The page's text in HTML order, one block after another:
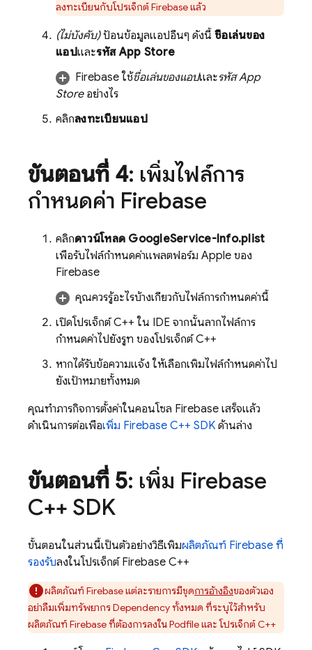
ลงทะเบียนกับโปรเจ็กต์ Firebase แล้ว
(ไม่บังคับ)ป้อนข้อมูลแอปอื่นๆ ดังนี้ ชื่อเล่นของ
แอปและรหัส App Store
Firebase ใช้ชื่อเล่นของแอปและรหัส App
Storeอย่างไร
คลิกลงทะเบียนแอป
ขั้นตอนที่ 4: เพิ่มไฟล์การ
กำหนดค่า Firebase
คลิกดาวน์โหลด GoogleService-Info.plist
เพื่อรับไฟล์กำหนดค่าแพลตฟอร์ม Apple ของ
Firebase
คุณควรรู้อะไรบ้างเกี่ยวกับไฟล์การกำหนดค่านี้
เปิดโปรเจ็กต์ C++ ใน IDE จากนั้นลากไฟล์การ
กำหนดค่าไปยังรูท ของโปรเจ็กต์ C++
หากได้รับข้อความแจ้ง ให้เลือกเพิ่มไฟล์กำหนดค่าไป
ยังเป้าหมายทั้งหมด
คุณทำภารกิจการตั้งค่าในคอนโซล Firebase เสร็จแล้ว
ดำเนินการต่อเพื่อเพิ่ม Firebase C++ SDK ด้านล่าง
ขั้นตอนที่ 5: เพิ่ม Firebase
C++ SDK
ขั้นตอนในส่วนนี้เป็นตัวอย่างวิธีเพิ่มผลิตภัณฑ์ Firebase ที่
รองรับลงในโปรเจ็กต์ Firebase C++
ผลิตภัณฑ์ Firebase แต่ละรายการมีชุดการอ้างอิงของตัวเอง
อย่าลืมเพิ่มทรัพยากร Dependency ทั้งหมด ที่ระบุไว้สำหรับ
ผลิตภัณฑ์ Firebase ที่ต้องการลงใน Podfile และ โปรเจ็กต์ C++